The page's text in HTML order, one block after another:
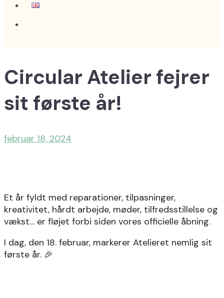
Circular Atelier fejrer
sit første år!
februar 18, 2024
Et år fyldt med reparationer, tilpasninger,
kreativitet, hårdt arbejde, møder, tilfredsstillelse og
vækst… er fløjet forbi siden vores officielle åbning.
I dag, den 18. februar, markerer Atelieret nemlig sit
første år. 🎉